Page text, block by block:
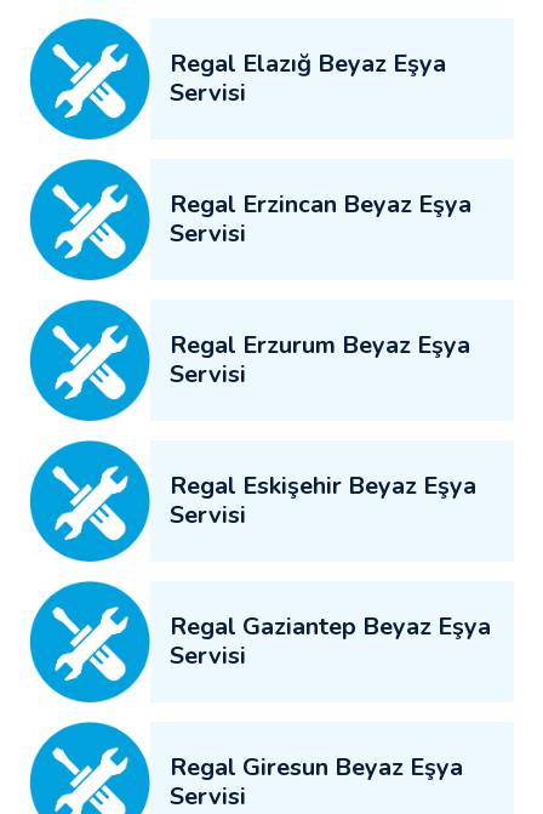
Regal Elazığ Beyaz Eşya
Servisi
Regal Erzincan Beyaz Eşya
Servisi
Regal Erzurum Beyaz Eşya
Servisi
Regal Eskişehir Beyaz Eşya
Servisi
Regal Gaziantep Beyaz Eşya
Servisi
Regal Giresun Beyaz Eşya
Servisi